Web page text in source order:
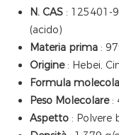
N. CAS : 125401-
(acido)
Materia prima :
Origine : Hebei,
Formula
Peso Molecolare :
Aspetto : Polvere